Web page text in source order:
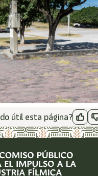
útil esta página?